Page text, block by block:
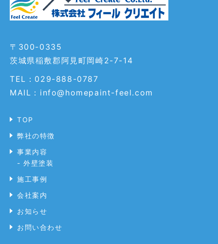
〒300-0335
茨城県稲敷郡阿見町岡崎2-7-14
TEL：029-888-0787
MAIL：info@homepaint-feel.com
TOP
弊社の特徴
事業内容
- 外壁塗装
施工事例
会社案内
お知らせ
お問い合わせ